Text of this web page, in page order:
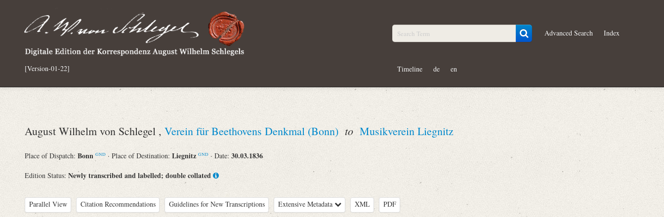
[Version-01-22]
Advanced Search Index
Timeline de en
August Wilhelm von Schlegel , Verein für Beethovens Denkmal (Bonn) to Musikverein Liegnitz
Place of Dispatch: Bonn GND · Place of Destination:Liegnitz GND · Date: 30.03.1836
Edition Status: Newly transcribed and labelled; double collated
Parallel View Citation Recommendations Guidelines for New Transcriptions Extensive Metadata XML PDF